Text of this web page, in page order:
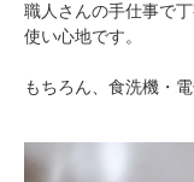
職人さんの手仕事で
使い心地です。
もちろん、食洗機・